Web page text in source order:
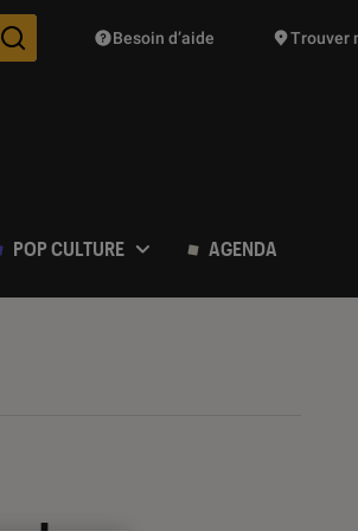
Des suggestions de produits vont vous
Besoin d’aide Trouver
POP CULTURE AGENDA